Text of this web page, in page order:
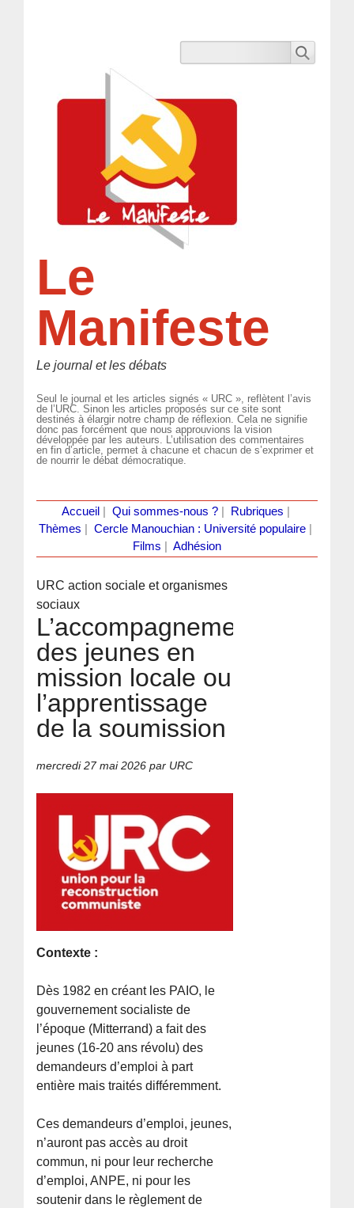
Le
Manifeste
Le journal et les débats
Seul le journal et les articles signés « URC », reflètent l’avis
de l’URC. Sinon les articles proposés sur ce site sont
destinés à élargir notre champ de réflexion. Cela ne signifie
donc pas forcément que nous approuvions la vision
développée par les auteurs. L’utilisation des commentaires
en fin d’article, permet à chacune et chacun de s’exprimer et
de nourrir le débat démocratique.
Accueil Qui sommes-nous ?| Rubriques
Thèmes
Cercle Manouchian : Université populaire
Films
Adhésion
URC action sociale et organismes
sociaux
L’accompagnement
des jeunes en
mission locale ou
l’apprentissage
de la soumission
mercredi 27 mai 2026 par URC
Contexte :
Dès 1982 en créant les PAIO, le
gouvernement socialiste de
l’époque (Mitterrand) a fait des
jeunes (16-20 ans révolu) des
demandeurs d’emploi à part
entière mais traités différemment.
Ces demandeurs d’emploi, jeunes,
n’auront pas accès au droit
commun, ni pour leur recherche
d’emploi, ANPE, ni pour les
soutenir dans le règlement de